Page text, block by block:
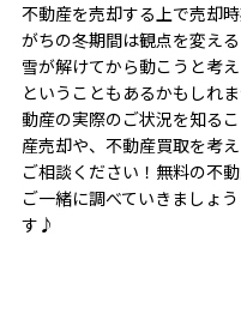
不動産を売却する上で売却
がちの冬期間は観点を変え
雪が解けてから動こうと考
ということもあるかもしれ
動産の実際のご状況を知る
産売却や、不動産買取を考
ご相談ください！無料の不
ご一緒に調べていきましょ
す♪